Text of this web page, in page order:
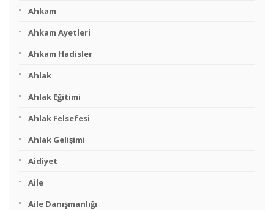
Ahkam
Ahkam Ayetleri
Ahkam Hadisler
Ahlak
Ahlak Eğitimi
Ahlak Felsefesi
Ahlak Gelişimi
Aidiyet
Aile
Aile Danışmanlığı